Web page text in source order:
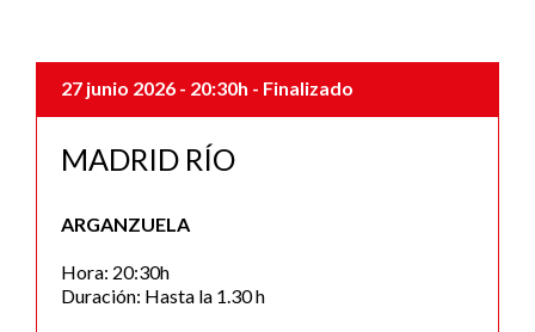
27 junio 2026 - 20:30h - Finalizado
MADRID RÍO
ARGANZUELA
Hora: 20:30h
Duración: Hasta la 1.30 h